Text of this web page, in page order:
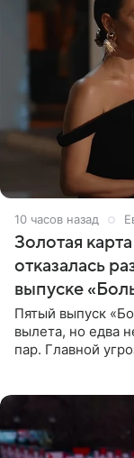
10 часов назад
Золотая
отказалась
выпуске
Пятый выпуск
вылета, но едва
пар. Главной